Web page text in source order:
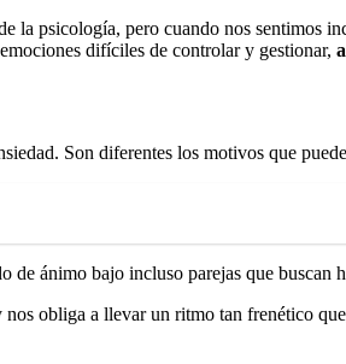
psicología, pero cuando nos sentimos
difíciles de controlar y gestionar,
Son diferentes los motivos que
de ánimo bajo incluso parejas que buscan
obliga a llevar un ritmo tan frenético